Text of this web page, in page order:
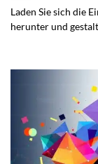
Laden Sie sich die
herunter und